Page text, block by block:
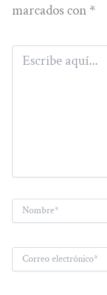
marcados con *
aquí...
Nombre*
Correo
electrónico*